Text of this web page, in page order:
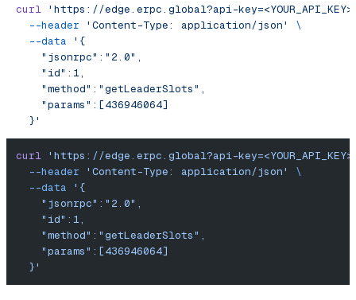
curl 'https://edge.erpc.global?api-
  --header
'Content-Type: application/json'
\
  --data
'{
    "jsonrpc":"2.0",
    "id":1,
    "method":"getLeaderSlots",
    "params":[436946064]
  }'
curl 'https://edge.erpc.global?api-
  --header
'Content-Type: application/json'
\
  --data
'{
    "jsonrpc":"2.0",
    "id":1,
    "method":"getLeaderSlots",
    "params":[436946064]
  }'